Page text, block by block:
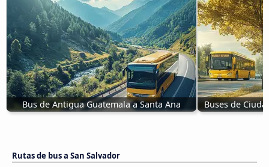
Bus de Antigua Guatemala a Santa Ana Buses de
Rutas de bus a San Salvador